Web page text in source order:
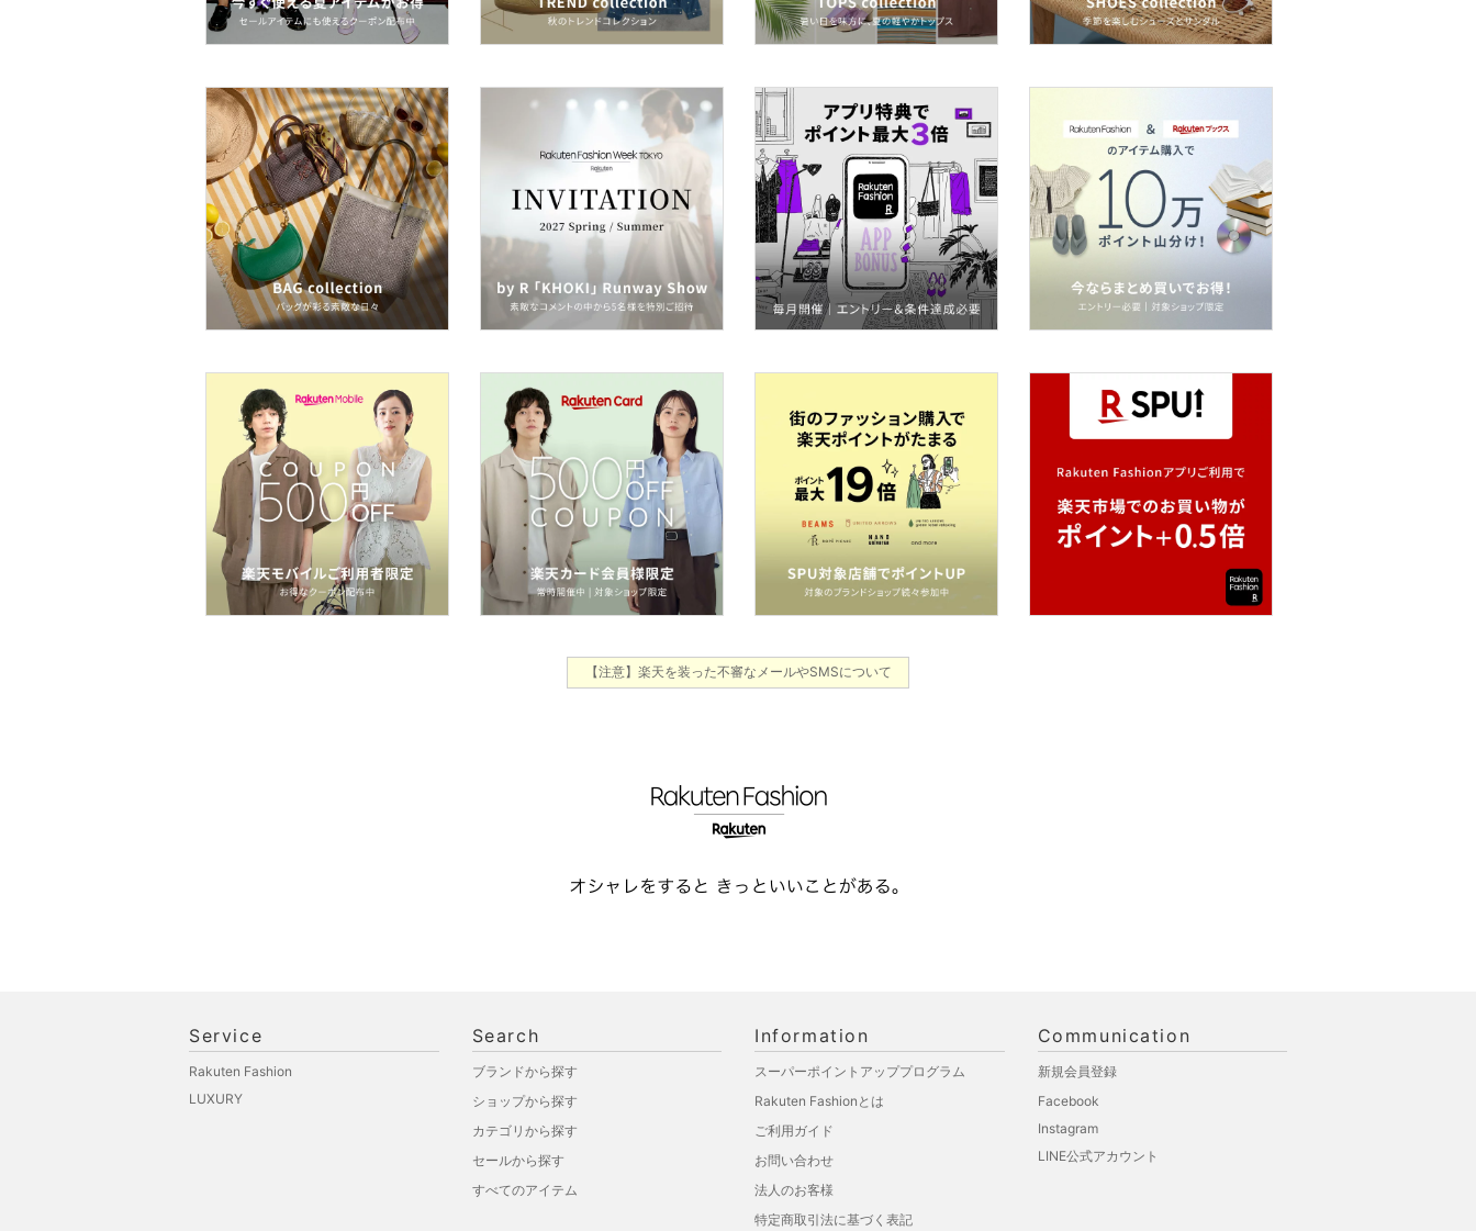
着物・浴衣・和装小物
ベースメイク
メイクアップ
ネイル
ボディケア・オーラルケ
フレグランス
メイク道具・美容器具
コフレ・キット・セット
食器・調理器具・キッチ
ン用品
インテリア・生活雑貨
【注意】楽天を装った不審なメールやSMSについて
Service
Rakuten Fashion
LUXURY
Search
ブランドから探す
ショップから探す
カテゴリから探す
セールから探す
すべてのアイテム
Information
スーパーポイントアッププログラム
Rakuten Fashionとは
ご利用ガイド
お問い合わせ
法人のお客様
特定商取引法に基づく表記
Communication
新規会員登録
Facebook
Instagram
LINE公式アカウント